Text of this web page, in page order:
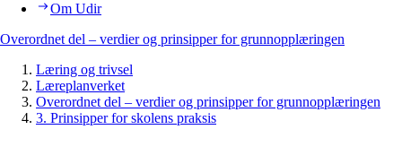
Om Udir
Overordnet del – verdier og prinsipper for grunnopplæringen
Læring og trivsel
Læreplanverket
Overordnet del – verdier og prinsipper for grunnopplæringen
3. Prinsipper for skolens praksis